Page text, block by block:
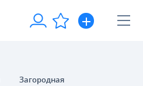
Загородная